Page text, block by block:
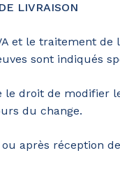
LIVRAISON
et le traitement
sont indiqués
le droit de
du change.
après réception